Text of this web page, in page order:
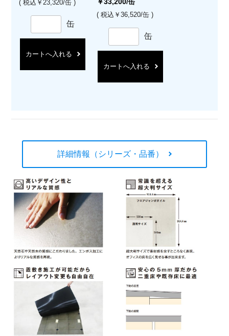
( 税込￥23,320/缶 )
缶
カートへ入れる
/缶
( 税込￥36,520/缶 )
缶
カートへ入れる
詳細情報（シリーズ・品番）